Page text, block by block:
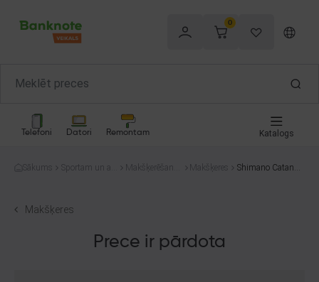
0
Telefoni Datori Remontam Katalogs
Sākums
Sportam un at
Makšķerēšana
Makšķeres
Shimano Catana
Makšķeres
Prece ir pārdota